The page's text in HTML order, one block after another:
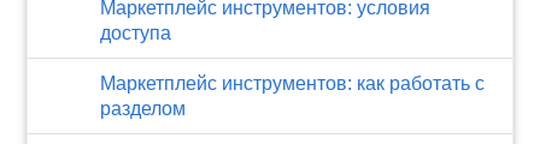
Маркетплейс инструментов: условия
доступа
Маркетплейс инструментов: как работать с
разделом